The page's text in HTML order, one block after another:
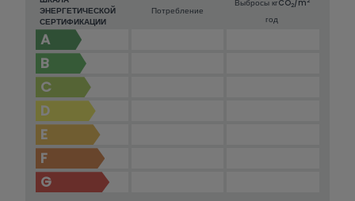
ЭНЕРГЕТИЧЕСКОЙ
СЕРТИФИКАЦИИ
Потребление
Выбросы кгCO2/m
год
A
B
C
D
E
F
G